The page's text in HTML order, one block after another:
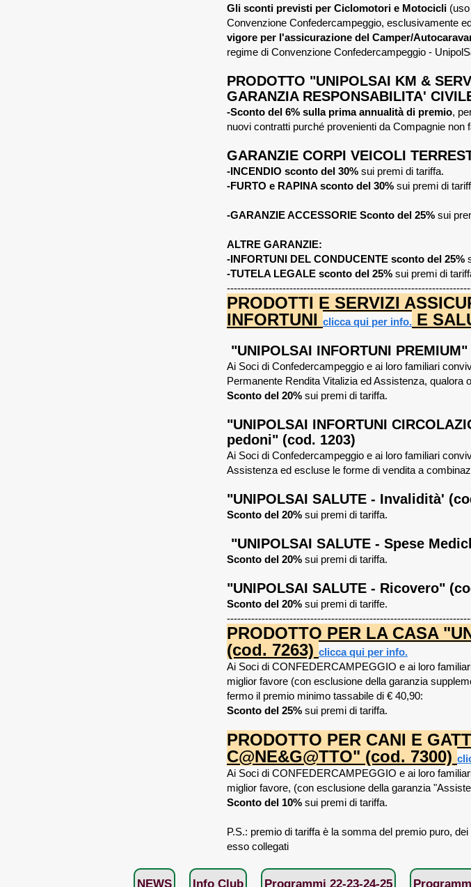
Gli sconti previsti per Ciclomotori e Motocicli
Convenzione Confedercampeggio, esclusivamente
vigore per l'assicurazione del Camper/
regime di Convenzione Confedercampeggio -
PRODOTTO "UNIPOLSAI KM &
GARANZIA RESPONSABILITA'
-Sconto del 6% sulla prima annualità di premio,
nuovi contratti purché provenienti da Compagnie non
GARANZIE CORPI VEICOLI
-INCENDIO sconto del 30% sui premi di tariffa.
-FURTO e RAPINA sconto del 30% sui premi di
-GARANZIE ACCESSORIE Sconto del 25% sui
ALTRE GARANZIE:
-INFORTUNI DEL CONDUCENTE sconto del 25%
-TUTELA LEGALE sconto del 25% sui premi di
PRODOTTI E SERVIZI
INFORTUNI clicca qui per info. E
"UNIPOLSAI INFORTUNI
Ai Soci di Confedercampeggio e ai loro familiari
Permanente Rendita Vitalizia ed Assistenza, qualora
Sconto del 20% sui premi di tariffa.
"UNIPOLSAI INFORTUNI
pedoni" (cod. 1203)
Ai Soci di Confedercampeggio e ai loro familiari
Assistenza ed escluse le forme di vendita a
"UNIPOLSAI SALUTE - Invalidità'
Sconto del 20% sui premi di tariffa.
"UNIPOLSAI SALUTE - Spese
Sconto del 20% sui premi di tariffa.
"UNIPOLSAI SALUTE - Ricovero"
Sconto del 20% sui premi di tariffe.
PRODOTTO PER LA CASA
(cod. 7263) clicca qui per info.
Ai Soci di CONFEDERCAMPEGGIO e ai loro
miglior favore (con esclusione della garanzia
fermo il premio minimo tassabile di € 40,90:
Sconto del 25% sui premi di tariffa.
PRODOTTO PER CANI E
C@NE&G@TTO" (cod. 7300)
Ai Soci di CONFEDERCAMPEGGIO e ai loro
miglior favore, (con esclusione della garanzia
Sconto del 10% sui premi di tariffa.
P.S.: premio di tariffa è la somma del premio puro,
esso collegati
NEWS Info Club Programmi 22-23-24-25